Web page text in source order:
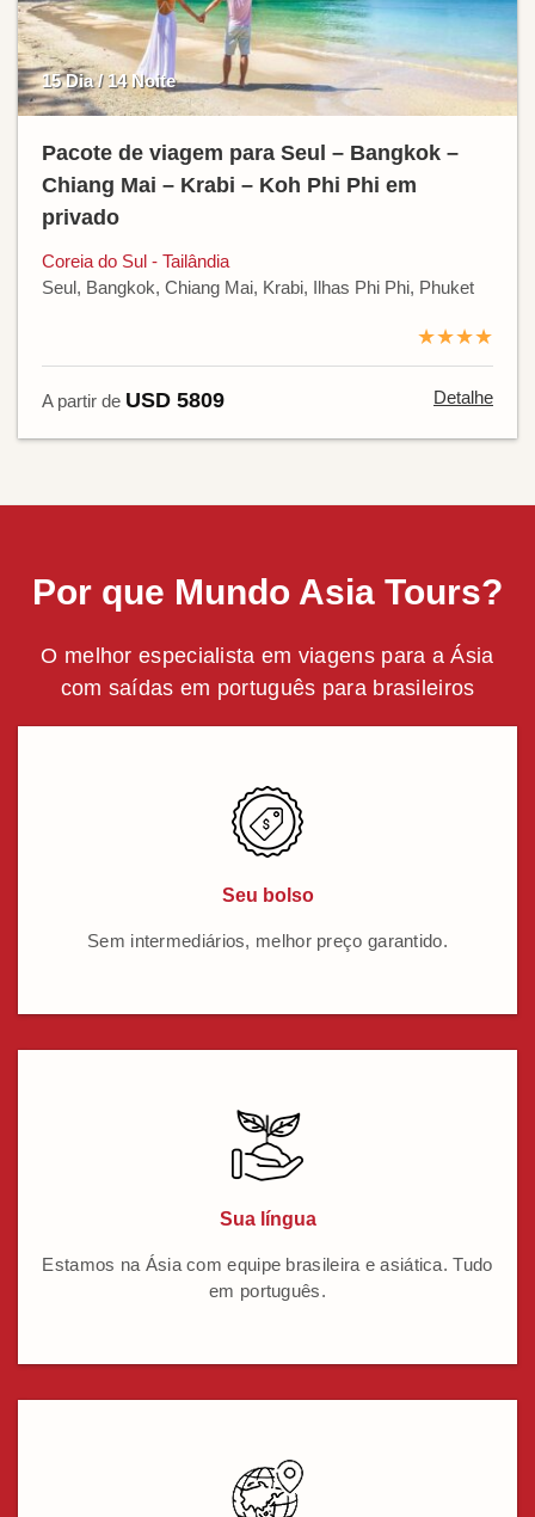
15 Dia / 14 Noite
Pacote de viagem para Seul – Bangkok –
Chiang Mai – Krabi – Koh Phi Phi em
privado
Coreia do Sul - Tailândia
Seul, Bangkok, Chiang Mai, Krabi, Ilhas Phi Phi, Phuket
★★★★
A partir de USD 5809 Detalhe
Por que Mundo Asia Tours?
O melhor especialista em viagens para a Ásia
com saídas em português para brasileiros
Seu bolso
Sem intermediários, melhor preço garantido.
Sua língua
Estamos na Ásia com equipe brasileira e asiática. Tudo
em português.